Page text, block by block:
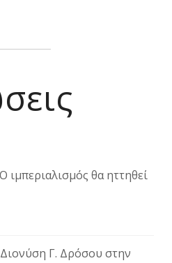
ιμπεριαλισμός θα ηττηθεί
Γ. Δρόσου στην